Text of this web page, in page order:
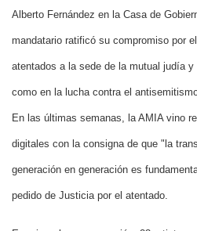
Alberto Fernández en la Casa de
mandatario ratificó su compromiso por
atentados a la sede de la mutual judía
como en la lucha contra el
En las últimas semanas, la AMIA vino
digitales con la consigna de que "la
generación en generación es
pedido de Justicia por el atentado.